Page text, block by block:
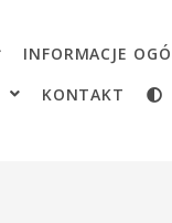
INFORMACJE
KONTAKT